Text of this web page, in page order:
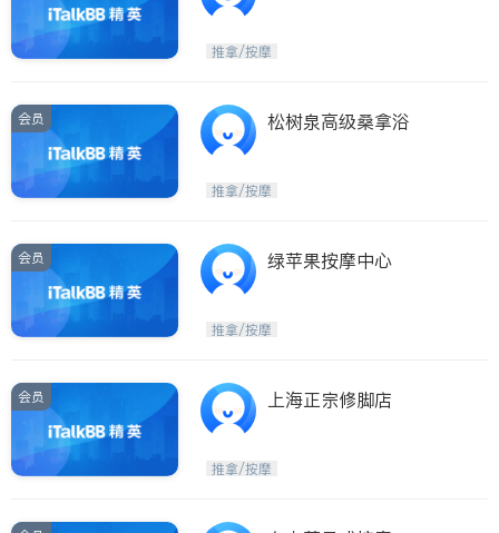
推拿/按摩
会员 松树泉高级桑拿浴
推拿/按摩
会员 绿苹果按摩中心
推拿/按摩
会员 上海正宗修脚店
推拿/按摩